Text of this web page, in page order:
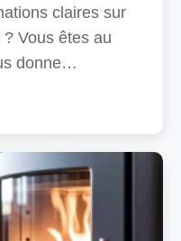
claires sur
? Vous êtes au
donne…